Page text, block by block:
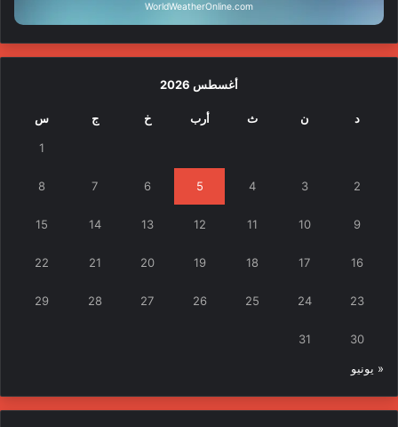
WorldWeatherOnline.com
أغسطس 2026
د ن ث أرب خ ج س
1
2
3
4
5
6
7
8
9
10
11
12
13
14
15
16
17
18
19
20
21
22
23
24
25
26
27
28
29
30
31
« يونيو